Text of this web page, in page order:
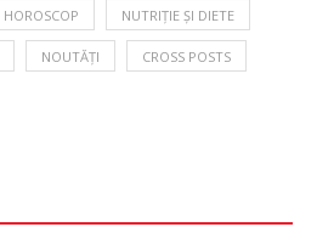
HOROSCOP NUTRIȚIE ȘI DIETE
NOUTĂȚI CROSS POSTS